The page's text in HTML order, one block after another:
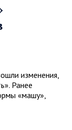
изменения,
Ранее
«машу»,